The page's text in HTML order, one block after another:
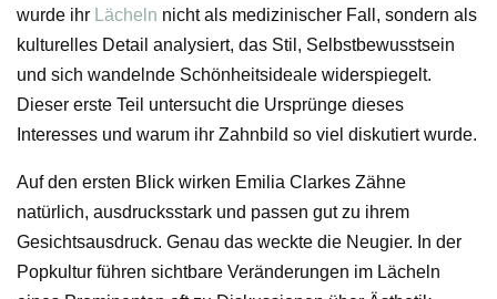
wurde ihr
Lächeln nicht als medizinischer Fall, sondern als
kulturelles Detail analysiert, das Stil, Selbstbewusstsein
und sich wandelnde Schönheitsideale widerspiegelt.
Dieser erste Teil untersucht die Ursprünge dieses
Interesses und warum ihr Zahnbild so viel diskutiert wurde.
Auf den ersten Blick wirken Emilia Clarkes Zähne
natürlich, ausdrucksstark und passen gut zu ihrem
Gesichtsausdruck. Genau das weckte die Neugier. In der
Popkultur führen sichtbare Veränderungen im Lächeln